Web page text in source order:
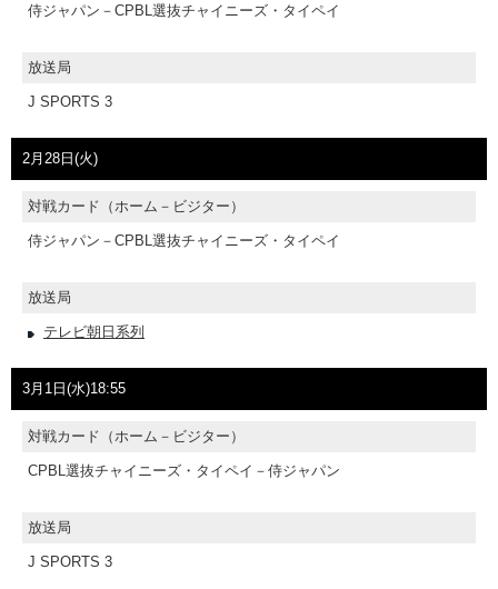
侍ジャパン－CPBL選抜チャイニーズ・タイペイ
放送局
J SPORTS 3
2月28日(火)
対戦カード（ホーム－ビジター）
侍ジャパン－CPBL選抜チャイニーズ・タイペイ
放送局
テレビ朝日系列
3月1日(水)18:55
対戦カード（ホーム－ビジター）
CPBL選抜チャイニーズ・タイペイ－侍ジャパン
放送局
J SPORTS 3